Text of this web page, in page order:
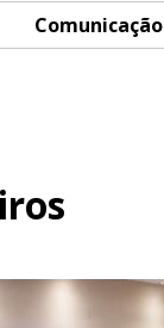
Comunicação